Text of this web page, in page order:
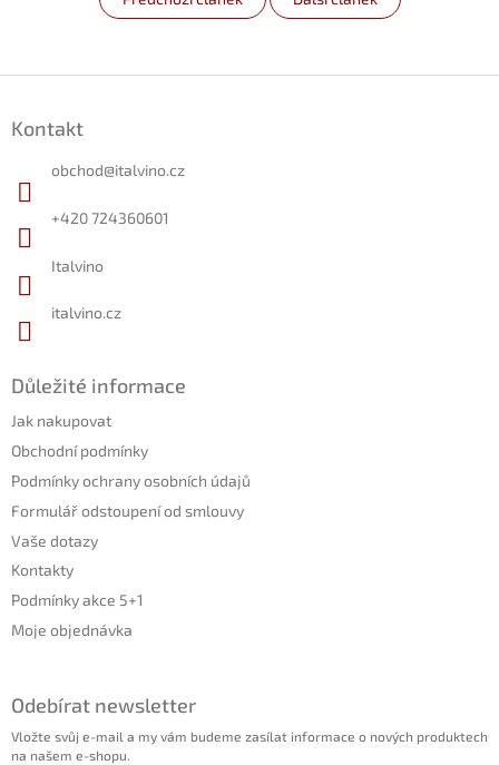
Kontakt
obchod@italvino.cz
+420 724360601
Italvino
italvino.cz
Důležité informace
Jak nakupovat
Obchodní podmínky
Podmínky ochrany osobních údajů
Formulář odstoupení od smlouvy
Vaše dotazy
Kontakty
Podmínky akce 5+1
Moje objednávka
Odebírat newsletter
Vložte svůj e-mail a my vám budeme zasílat informace o nových produktech
na našem e-shopu.